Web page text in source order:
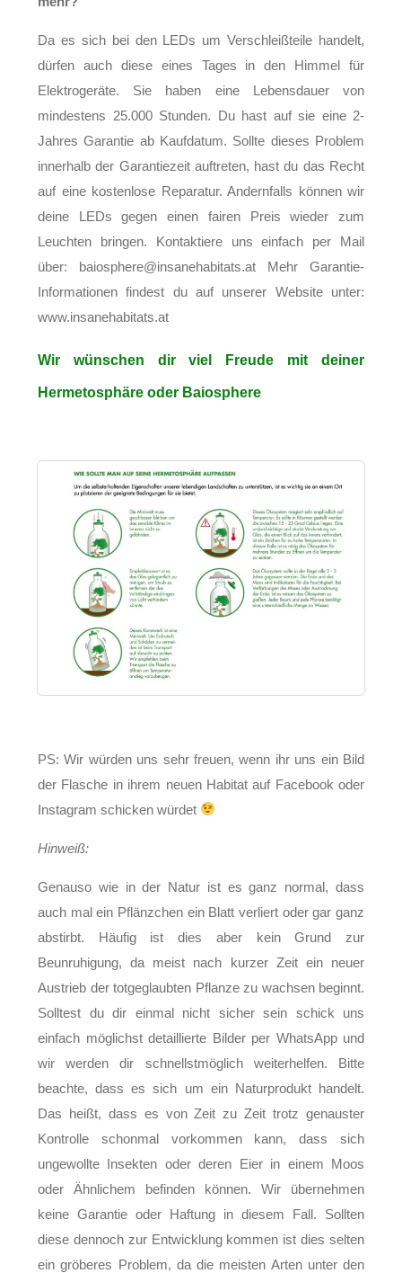
Da es sich bei den LEDs um Verschleißteile handelt,
dürfen auch diese eines Tages in den Himmel für
Elektrogeräte. Sie haben eine Lebensdauer von
mindestens 25.000 Stunden. Du hast auf sie eine 2-
Jahres Garantie ab Kaufdatum. Sollte dieses Problem
innerhalb der Garantiezeit auftreten, hast du das Recht
auf eine kostenlose Reparatur. Andernfalls können wir
deine LEDs gegen einen fairen Preis wieder zum
Leuchten bringen. Kontaktiere uns einfach per Mail
über: baiosphere@insanehabitats.at Mehr Garantie-
Informationen findest du auf unserer Website unter:
www.insanehabitats.at
Wir wünschen dir viel Freude mit deiner
Hermetosphäre oder Baiosphere
PS: Wir würden uns sehr freuen, wenn ihr uns ein Bild
der Flasche in ihrem neuen Habitat auf Facebook oder
Instagram schicken würdet
Hinweiß:
Genauso wie in der Natur ist es ganz normal, dass
auch mal ein Pflänzchen ein Blatt verliert oder gar ganz
abstirbt. Häufig ist dies aber kein Grund zur
Beunruhigung, da meist nach kurzer Zeit ein neuer
Austrieb der totgeglaubten Pflanze zu wachsen beginnt.
Solltest du dir einmal nicht sicher sein schick uns
einfach möglichst detaillierte Bilder per WhatsApp und
wir werden dir schnellstmöglich weiterhelfen. Bitte
beachte, dass es sich um ein Naturprodukt handelt.
Das heißt, dass es von Zeit zu Zeit trotz genauster
Kontrolle schonmal vorkommen kann, dass sich
ungewollte Insekten oder deren Eier in einem Moos
oder Ähnlichem befinden können. Wir übernehmen
keine Garantie oder Haftung in diesem Fall. Sollten
diese dennoch zur Entwicklung kommen ist dies selten
ein gröberes Problem, da die meisten Arten unter den